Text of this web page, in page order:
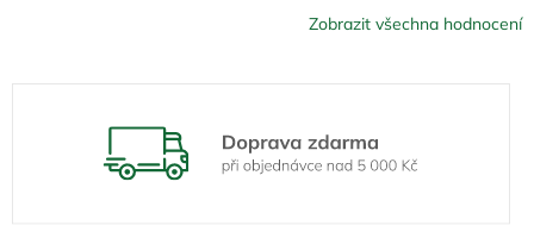
Zobrazit všechna hodnocení